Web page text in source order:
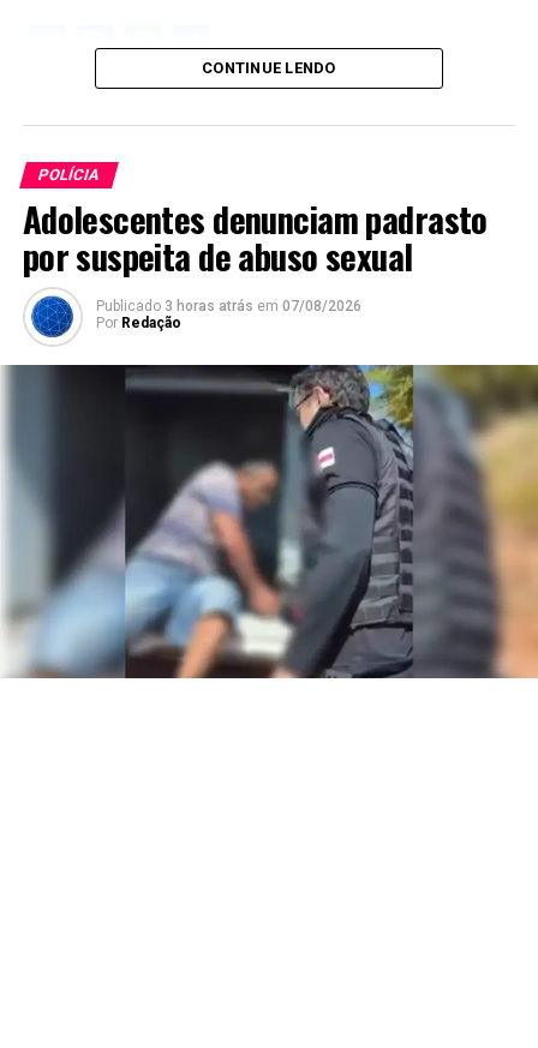
Twitter
Facebook
WhatsApp
Share
CONTINUE LENDO
POLÍCIA
Adolescentes denunciam padrasto
por suspeita de abuso sexual
Publicado 3 horas atrás em 07/08/2026
Por Redação